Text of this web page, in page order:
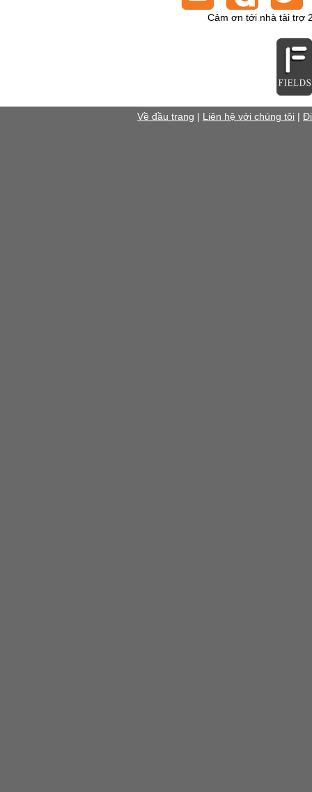
Cảm ơn tới nhà tài trợ
Về đầu trang | Liên hệ với chúng tôi |